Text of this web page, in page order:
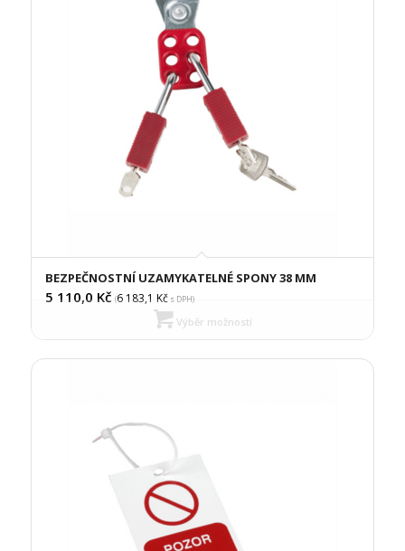
BEZPEČNOSTNÍ UZAMYKATELNÉ SPONY 38 MM
5 110,0 Kč (6 183,1 Kčs DPH)
Výběr možností